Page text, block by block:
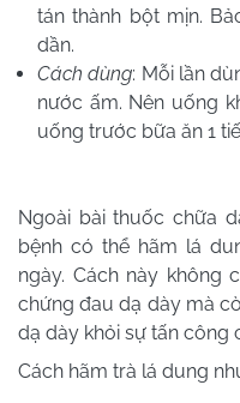
tán thành bột mịn.
dần.
Cách dùng: Mỗi lần
nước ấm. Nên uống
uống trước bữa ăn 1
Ngoài bài thuốc chữa
bệnh có thể hãm lá
ngày. Cách này không
chứng đau dạ dày mà
dạ dày khỏi sự tấn công
Cách hãm trà lá dung